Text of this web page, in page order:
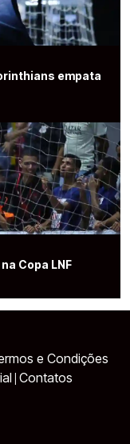
empata
Copa LNF
e Condições
Contatos